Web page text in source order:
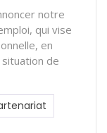
notre
qui vise
en
de